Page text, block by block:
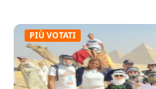
PIÙ VOTATI